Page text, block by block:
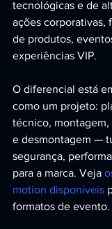
tecnológicas e de
ações corporativas,
de produtos,
experiências VIP.
O diferencial está
como um projeto:
técnico, montagem,
e desmontagem —
segurança,
para a marca. Veja
motion disponíveis
formatos de evento.